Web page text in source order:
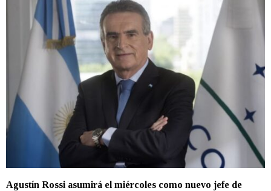
Agustín Rossi asumirá el miércoles como nuevo jefe de